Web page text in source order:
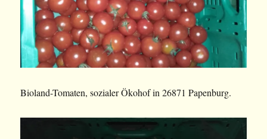
Bioland-Tomaten, sozialer Ökohof in 26871 Papenburg.